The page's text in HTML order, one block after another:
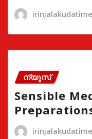
ന്യൂസ്
Sensible